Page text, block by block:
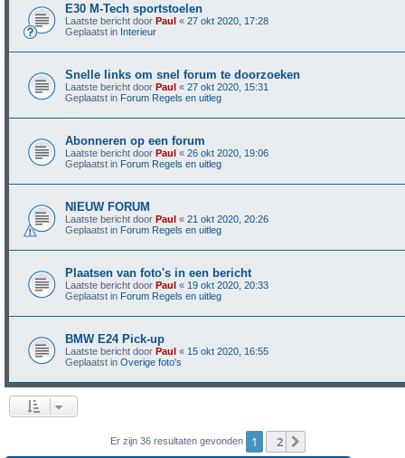
E30 M-Tech sportstoelen
Laatste bericht door Paul « 27 okt 2020, 17:28
Geplaatst in Interieur
Snelle links om snel forum te doorzoeken
Laatste bericht door Paul « 27 okt 2020, 15:31
Geplaatst in Forum Regels en uitleg
Abonneren op een forum
Laatste bericht door Paul « 26 okt 2020, 19:06
Geplaatst in Forum Regels en uitleg
NIEUW FORUM
Laatste bericht door Paul « 21 okt 2020, 20:26
Geplaatst in Forum Regels en uitleg
Plaatsen van foto's in een bericht
Laatste bericht door Paul « 19 okt 2020, 20:33
Geplaatst in Forum Regels en uitleg
BMW E24 Pick-up
Laatste bericht door Paul « 15 okt 2020, 16:55
Geplaatst in Overige foto's
Er zijn 36 resultaten gevonden 1 2